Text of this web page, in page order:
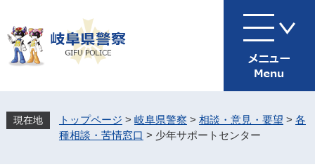
ジ
先
す
ュ
を
し
トップページ > 岐阜県警察 > 相談・意見・要望 > 各
種相談・苦情窓口 > 少年サポートセンター